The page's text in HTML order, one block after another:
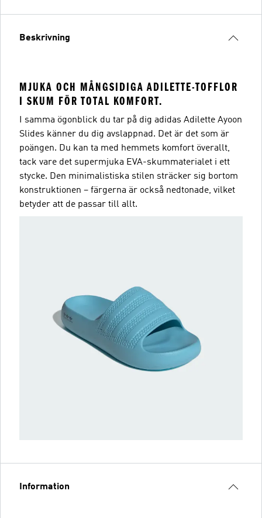
Beskrivning
MJUKA OCH MÅNGSIDIGA ADILETTE-TOFFLOR
I SKUM FÖR TOTAL KOMFORT.
I samma ögonblick du tar på dig adidas Adilette Ayoon
Slides känner du dig avslappnad. Det är det som är
poängen. Du kan ta med hemmets komfort överallt,
tack vare det supermjuka EVA-skummaterialet i ett
stycke. Den minimalistiska stilen sträcker sig bortom
konstruktionen – färgerna är också nedtonade, vilket
betyder att de passar till allt.
Information